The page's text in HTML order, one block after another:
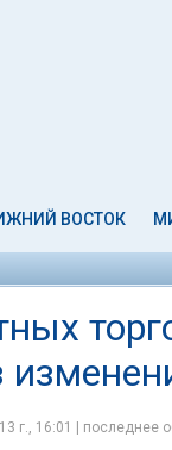
ВОСТОК
г., 16:01 | последнее